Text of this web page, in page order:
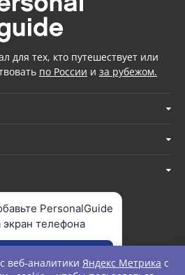
для тех, кто путешествует или
по России и за рубежом.
PersonalGuide
экран телефона
веб-аналитики Яндекс Метрика с